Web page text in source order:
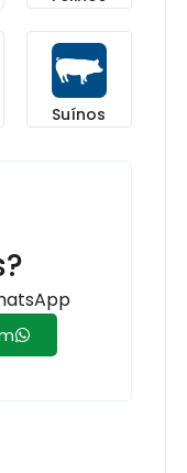
Suínos